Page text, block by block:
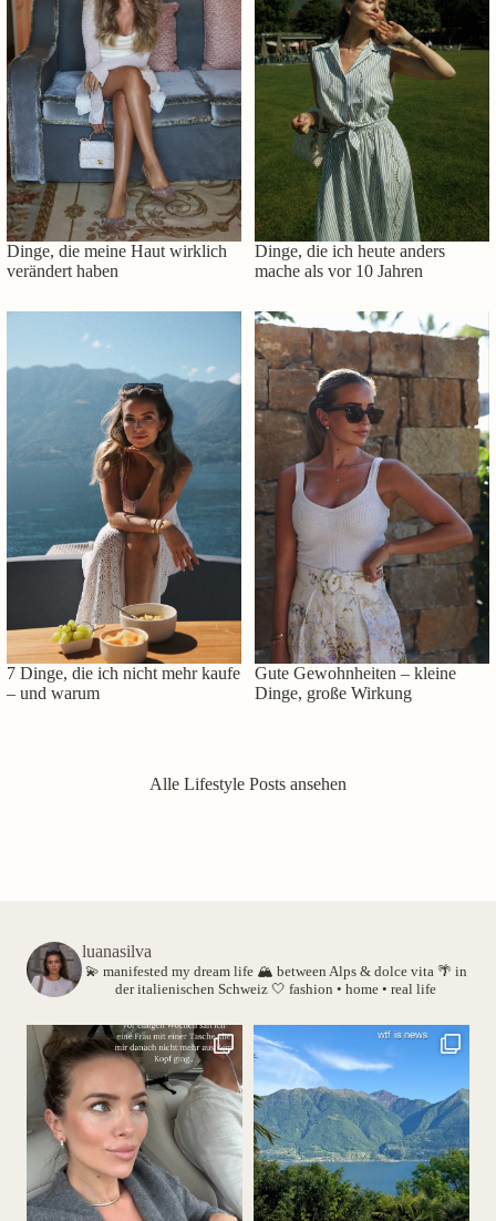
Dinge, die meine Haut wirklich
verändert haben
Dinge, die ich heute anders
mache als vor 10 Jahren
7 Dinge, die ich nicht mehr kaufe
– und warum
Gute Gewohnheiten – kleine
Dinge, große Wirkung
Alle Lifestyle Posts ansehen
luanasilva
💫 manifested my dream life 🏔️ between Alps & dolce vita 🌴 in
der italienischen Schweiz 🤍 fashion • home • real life